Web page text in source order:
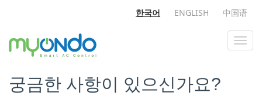
한국어 ENGLISH 中国语
궁금한 사항이 있으신가요?